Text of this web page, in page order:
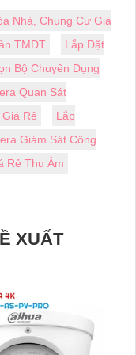
Nhà, Chung Cư Giá
TMĐT
Lắp Đặt
Bộ Chuyên Dụng
Quan Sát
Rẻ
Lắp
Giám Sát Công
Rẻ Thu Âm
XUẤT